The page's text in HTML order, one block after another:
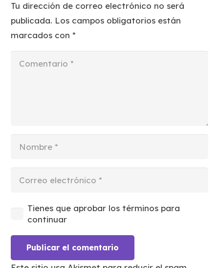
Tu dirección de correo electrónico no será
publicada. Los campos obligatorios están
marcados con*
Tienes que aprobar los términos para
continuar
Publicar el comentario